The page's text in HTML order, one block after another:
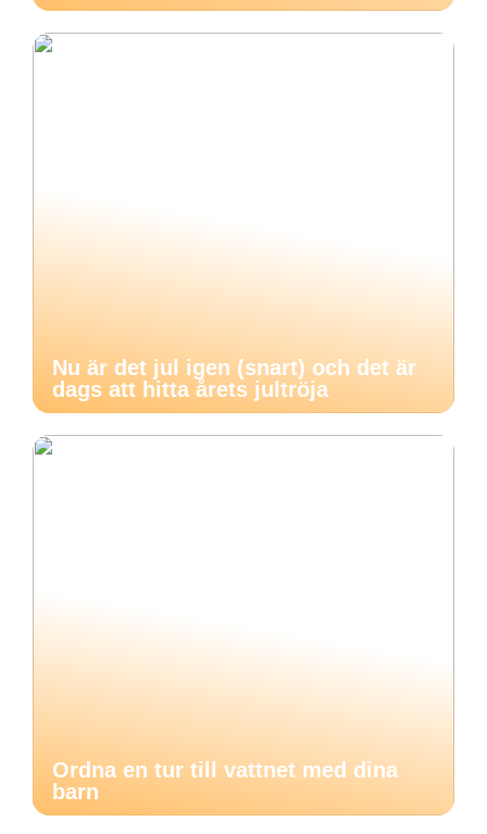
Nu är det jul igen (snart) och det är
dags att hitta årets jultröja
Ordna en tur till vattnet med dina
barn